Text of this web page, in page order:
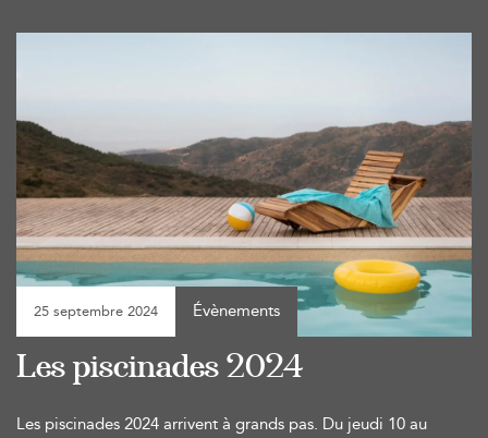
25 septembre 2024 Évènements
Les piscinades 2024
Les piscinades 2024 arrivent à grands pas. Du jeudi 10 au